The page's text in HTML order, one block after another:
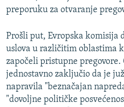
preporuku za otvaranje
Prošli put, Evropska komisija
uslova u različitim oblastima
započeli pristupne pregovore.
jednostavno zaključio da je
napravila "beznačajan
"dovoljne političke